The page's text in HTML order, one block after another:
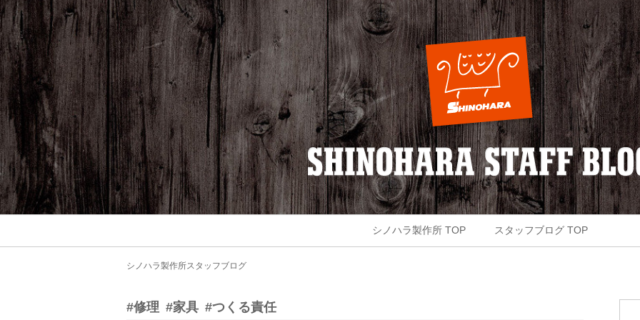
シノハラ製作所 TOP スタッフブログ TOP
シノハラ製作所スタッフブログ
#修理 #家具 #つくる責任